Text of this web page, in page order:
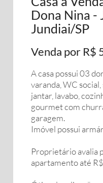
Dona Nina -
Jundiai/SP
Venda por R$
A casa possui 03
varanda, WC social,
jantar, lavabo,
gourmet com
garagem.
Imóvel possui
Proprietário avalia
apartamento até